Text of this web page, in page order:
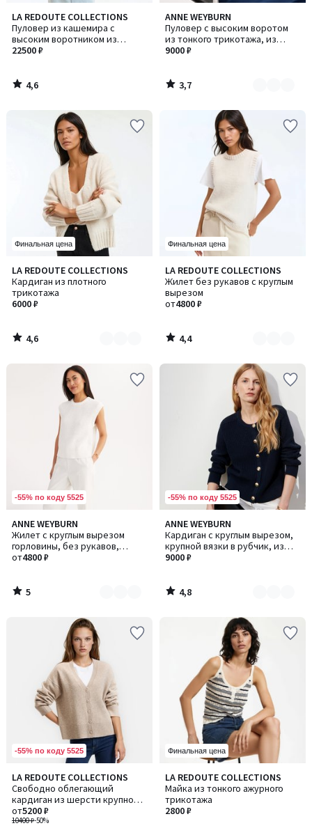
LA REDOUTE COLLECTIONS
Пуловер из кашемира с
высоким воротником из
трикотажа крупной вязки
22500 ₽
4,6
/ 5
4,6
/
ANNE WEYBURN
Пуловер с высоким воротом
из тонкого трикотажа, из
смесовой шерсти
9000 ₽
3,7
/ 5
Количество
цветов:
2
3,7
/
Финальная цена
LA REDOUTE COLLECTIONS
Кардиган из плотного
трикотажа
6000 ₽
4,6
/ 5
Количество
цветов:
2
4,6
/
Финальная цена
LA REDOUTE COLLECTIONS
Жилет без рукавов с круглым
вырезом
от4800 ₽
4,4
/ 5
Количество
цветов:
2
4,4
/
-55% по коду 5525
ANNE WEYBURN
Жилет с круглым вырезом
горловины, без рукавов,
крупной вязки в рубчик, из
от4800 ₽
5
/
5
Количество
цветов:
2
5
/
-55% по коду 5525
ANNE WEYBURN
Кардиган с круглым вырезом,
крупной вязки в рубчик, из
чистого хлопка, на пуговицах
9000 ₽
4,8
/ 5
Количество
цветов:
2
4,8
/
-55% по коду 5525
LA REDOUTE COLLECTIONS
Свободно облегающий
кардиган из шерсти крупной
вязки
10400 ₽-50%
от5200 ₽
4,5
/ 5
Количество
цветов:
2
Финальная цена
LA REDOUTE COLLECTIONS
Майка из тонкого ажурного
трикотажа
2800 ₽
4,7
/ 5